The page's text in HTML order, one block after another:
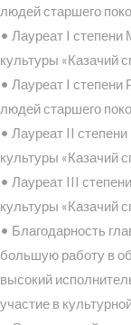
людей старшего
• Лауреат I степени
культуры «Казачий
• Лауреат I степени
людей старшего
• Лауреат II
культуры «Казачий
• Лауреат III
культуры «Казачий
• Благодарность
большую работу в
высокий
участие в